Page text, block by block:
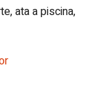
ata a piscina,